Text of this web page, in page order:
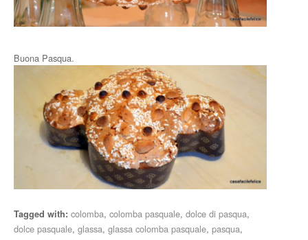
Buona Pasqua.
Tagged with: colomba, colomba pasquale, dolce di pasqua,
dolce pasquale, glassa, glassa colomba pasquale, pasqua,